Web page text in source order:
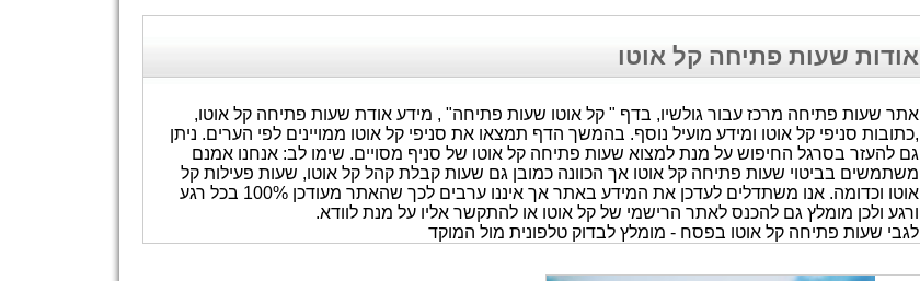
אודות שעות פתיחה קל אוטו
אתר שעות פתיחה מרכז עבור גולשיו, בדף " קל אוטו שעות פתיחה" , מידע אודת שעות פתיחה קל אוטו,
,כתובות סניפי קל אוטו ומידע מועיל נוסף. בהמשך הדף תמצאו את סניפי קל אוטו ממויינים לפי הערים. ניתן
גם להעזר בסרגל החיפוש על מנת למצוא שעות פתיחה קל אוטו של סניף מסויים. שימו לב: אנחנו אמנם
משתמשים בביטוי שעות פתיחה קל אוטו אך הכוונה כמובן גם שעות קבלת קהל קל אוטו, שעות פעילות קל
אוטו וכדומה. אנו משתדלים לעדכן את המידע באתר אך איננו ערבים לכך שהאתר מעודכן 100% בכל רגע
ורגע ולכן מומלץ גם להכנס לאתר הרישמי של קל אוטו או להתקשר אליו על מנת לוודא.
לגבי שעות פתיחה קל אוטו בפסח - מומלץ לבדוק טלפונית מול המוקד